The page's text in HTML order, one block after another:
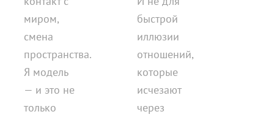
миром,
смена
пространства.
Я модель
— и это не
только
быстрой
иллюзии
отношений,
которые
исчезают
через